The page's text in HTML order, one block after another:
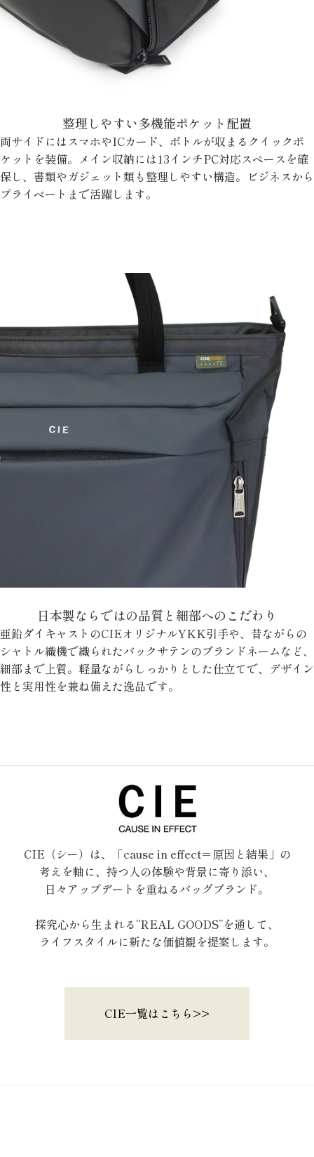
整理しやすい多機能ポケット配置
両サイドにはスマホやICカード、ボトルが収まるクイックポ
ケットを装備。メイン収納には13インチPC対応スペースを確
保し、書類やガジェット類も整理しやすい構造。ビジネスから
プライベートまで活躍します。
日本製ならではの品質と細部へのこだわり
亜鉛ダイキャストのCIEオリジナルYKK引手や、昔ながらの
シャトル織機で織られたバックサテンのブランドネームなど、
細部まで上質。軽量ながらしっかりとした仕立てで、デザイン
性と実用性を兼ね備えた逸品です。
CIE（シー）は、「cause in effect＝原因と結果」の
考えを軸に、持つ人の体験や背景に寄り添い、
日々アップデートを重ねるバッグブランド。
探究心から生まれる“REAL GOODS”を通して、
ライフスタイルに新たな価値観を提案します。
CIE一覧はこちら>>